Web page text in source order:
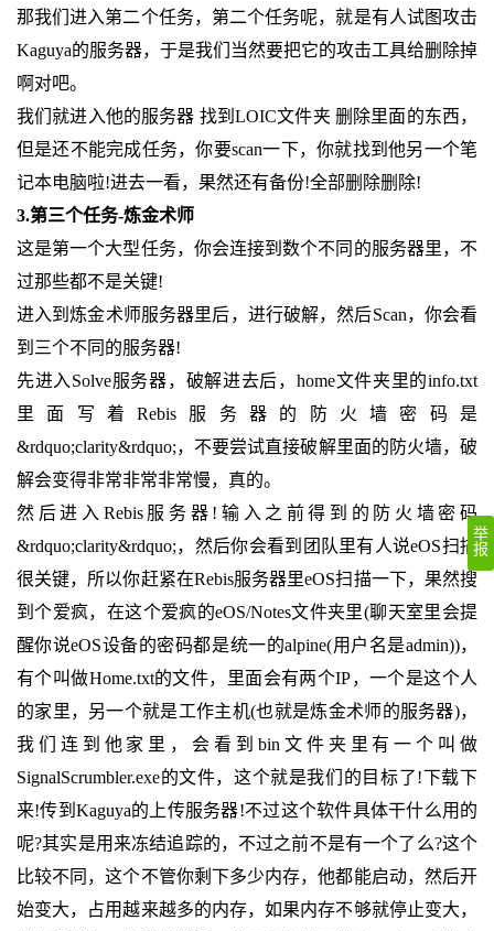
那我们进入第二个任务，第二个任务呢，就是有人试图攻击
Kaguya的服务器，于是我们当然要把它的攻击工具给删除掉
啊对吧。
我们就进入他的服务器 找到LOIC文件夹 删除里面的东西，
但是还不能完成任务，你要scan一下，你就找到他另一个笔
记本电脑啦!进去一看，果然还有备份!全部删除删除!
3.第三个任务-炼金术师
这是第一个大型任务，你会连接到数个不同的服务器里，不
过那些都不是关键!
进入到炼金术师服务器里后，进行破解，然后Scan，你会看
到三个不同的服务器!
先进入Solve服务器，破解进去后，home文件夹里的info.txt
里面写着Rebis服务器的防火墙密码是
&rdquo;clarity&rdquo;，不要尝试直接破解里面的防火墙，破
解会变得非常非常非常慢，真的。
然后进入Rebis服务器!输入之前得到的防火墙密码
&rdquo;clarity&rdquo;，然后你会看到团队里有人说eOS扫描
很关键，所以你赶紧在Rebis服务器里eOS扫描一下，果然搜
到个爱疯，在这个爱疯的eOS/Notes文件夹里(聊天室里会提
醒你说eOS设备的密码都是统一的alpine(用户名是admin))，
有个叫做Home.txt的文件，里面会有两个IP，一个是这个人
的家里，另一个就是工作主机(也就是炼金术师的服务器)，
我们连到他家里，会看到bin文件夹里有一个叫做
SignalScrumbler.exe的文件，这个就是我们的目标了!下载下
来!传到Kaguya的上传服务器!不过这个软件具体干什么用的
呢?其实是用来冻结追踪的，不过之前不是有一个了么?这个
比较不同，这个不管你剩下多少内存，他都能启动，然后开
始变大，占用越来越多的内存，如果内存不够就停止变大，
举
报